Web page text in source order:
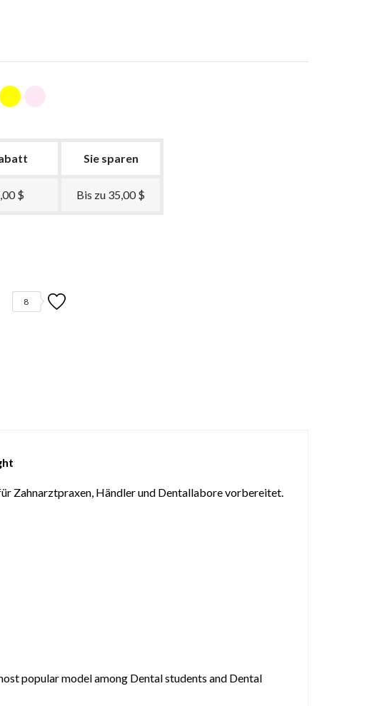
Yellow
Sie sparen
$ Bis zu 35,00 $
8
Zahnarztpraxen, Händler und Dentallabore vorbereitet.
popular model among Dental students and Dental